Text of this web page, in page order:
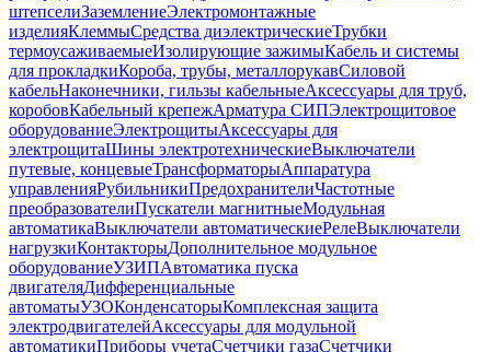
штепселиЗаземлениеЭлектромонтажные
изделияКлеммыСредства диэлектрическиеТрубки
термоусаживаемыеИзолирующие зажимыКабель и системы
для прокладкиКороба, трубы, металлорукавСиловой
кабельНаконечники, гильзы кабельныеАксессуары для труб,
коробовКабельный крепежАрматура СИПЭлектрощитовое
оборудованиеЭлектрощитыАксессуары для
электрощитаШины электротехническиеВыключатели
путевые, концевыеТрансформаторыАппаратура
управленияРубильникиПредохранителиЧастотные
преобразователиПускатели магнитныеМодульная
автоматикаВыключатели автоматическиеРелеВыключатели
нагрузкиКонтакторыДополнительное модульное
оборудованиеУЗИПАвтоматика пуска
двигателяДифференциальные
автоматыУЗОКонденсаторыКомплексная защита
электродвигателейАксессуары для модульной
автоматикиПриборы учетаСчетчики газаСчетчики